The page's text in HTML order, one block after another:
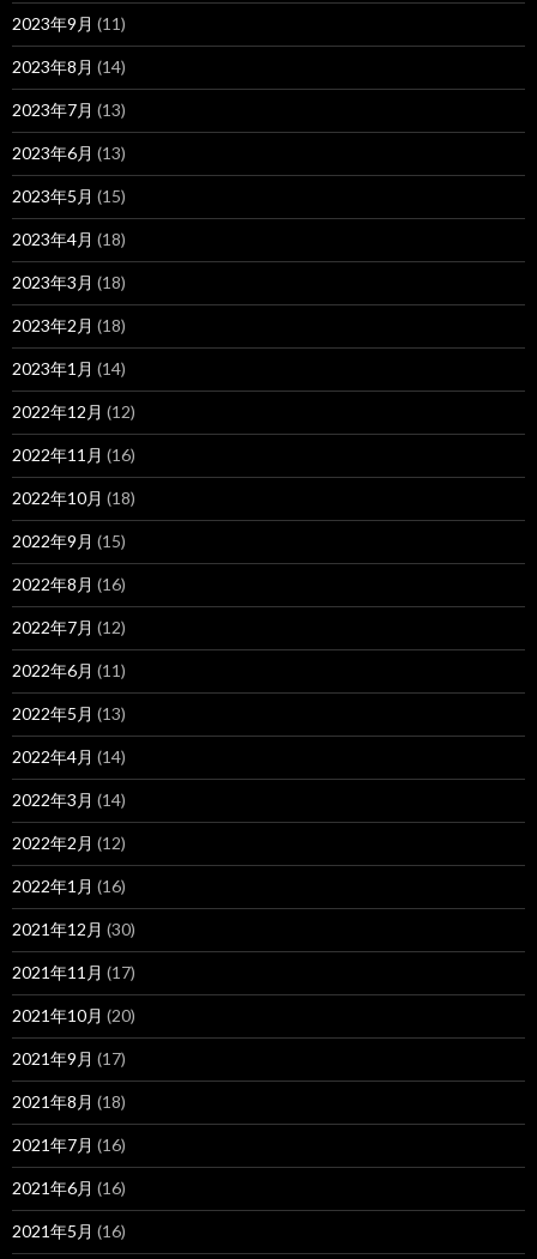
2023年9月 (11)
2023年8月 (14)
2023年7月 (13)
2023年6月 (13)
2023年5月 (15)
2023年4月 (18)
2023年3月 (18)
2023年2月 (18)
2023年1月 (14)
2022年12月 (12)
2022年11月 (16)
2022年10月 (18)
2022年9月 (15)
2022年8月 (16)
2022年7月 (12)
2022年6月 (11)
2022年5月 (13)
2022年4月 (14)
2022年3月 (14)
2022年2月 (12)
2022年1月 (16)
2021年12月 (30)
2021年11月 (17)
2021年10月 (20)
2021年9月 (17)
2021年8月 (18)
2021年7月 (16)
2021年6月 (16)
2021年5月 (16)